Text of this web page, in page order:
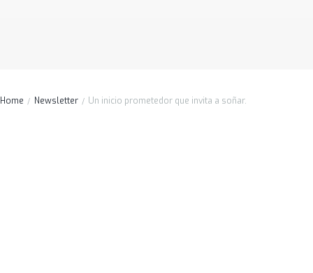
Home Newsletter Un inicio prometedor que invita a soñar.